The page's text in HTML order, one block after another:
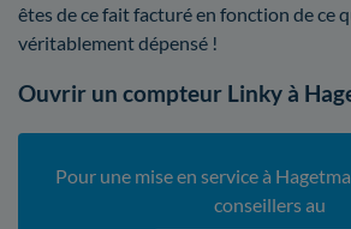
êtes de ce fait facturé en fonction de ce
véritablement dépensé !
Ouvrir un compteur Linky à
Pour une mise en service à
conseillers au